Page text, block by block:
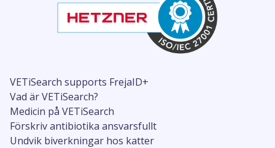
VETiSearch supports FrejaID+
Vad är VETiSearch?
Medicin på VETiSearch
Förskriv antibiotika ansvarsfullt
Undvik biverkningar hos katter